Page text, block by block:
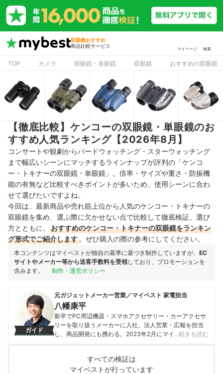
双眼鏡おすすめ
商品比較サービス
マイページ 検索
TOP カメラ 双眼鏡・単眼鏡 双眼鏡 おすすめの双眼鏡
【徹底比較】ケンコーの双眼鏡・単眼鏡のお
すすめ人気ランキング【2026年8月】
コンサートや観劇からバードウォッチング・スターウォッチング
まで幅広いシーンにマッチするラインナップが評判の「ケンコ
ー・トキナーの双眼鏡・単眼鏡」。倍率・サイズや重さ・防振機
能の有無など比較すべきポイントが多いため、使用シーンに合わ
せて選びたいですよね。
今回は、最新商品や売れ筋上位から人気のケンコー・トキナーの
双眼鏡を集め、選ぶ際に欠かせない点で比較して徹底検証。選び
方とともに、
おすすめのケンコー・トキナーの双眼鏡をランキン
グ形式でご紹介します 。ぜひ購入の際の参考にしてください。
本コンテンツはマイベストが独自の基準に基づき制作していますが、 EC
サイトやメーカー等から送客手数料を受領しており、プロモーションを
含みます。
制作・運営ポリシー
ガイド
元ガジェットメーカー営業／マイベスト 家電担当
八幡康平
新卒でPC周辺機器・スマホアクセサリー・カーアクセサ
リーを取り扱うメーカーに入社。法人営業・広報を担当
し、商品開発にも携わる。2023年2月にマイベストに入
家電を中心に幅広いジャンルのコンテンツ制作に携わ
る。「専門性をもとにした調査・検証を通じ、一人ひと
…続きを読む
すべての検証は
マイベストが行っています